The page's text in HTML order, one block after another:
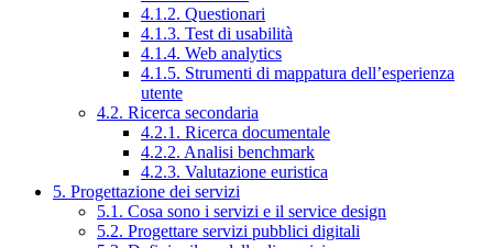
4.1.2. Questionari
4.1.3. Test di usabilità
4.1.4. Web analytics
4.1.5. Strumenti di mappatura dell’esperienza
utente
4.2. Ricerca secondaria
4.2.1. Ricerca documentale
4.2.2. Analisi benchmark
4.2.3. Valutazione euristica
5. Progettazione dei servizi
5.1. Cosa sono i servizi e il service design
5.2. Progettare servizi pubblici digitali